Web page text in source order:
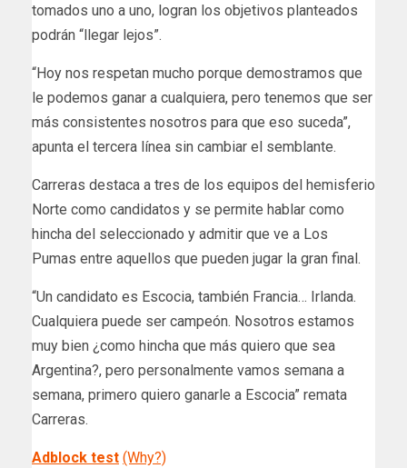
tomados uno a uno, logran los objetivos planteados
podrán “llegar lejos”.
“Hoy nos respetan mucho porque demostramos que
le podemos ganar a cualquiera, pero tenemos que ser
más consistentes nosotros para que eso suceda”,
apunta el tercera línea sin cambiar el semblante.
Carreras destaca a tres de los equipos del hemisferio
Norte como candidatos y se permite hablar como
hincha del seleccionado y admitir que ve a Los
Pumas entre aquellos que pueden jugar la gran final.
“Un candidato es Escocia, también Francia… Irlanda.
Cualquiera puede ser campeón. Nosotros estamos
muy bien ¿como hincha que más quiero que sea
Argentina?, pero personalmente vamos semana a
semana, primero quiero ganarle a Escocia” remata
Carreras.
Adblock test (Why?)